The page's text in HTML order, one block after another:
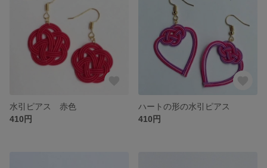
水引ピアス 赤色
410円
ハートの形の水引ピアス
410円